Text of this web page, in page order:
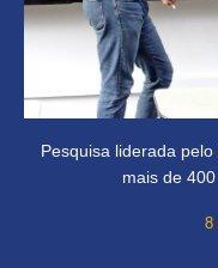
Pesquisa liderada
mais de
8